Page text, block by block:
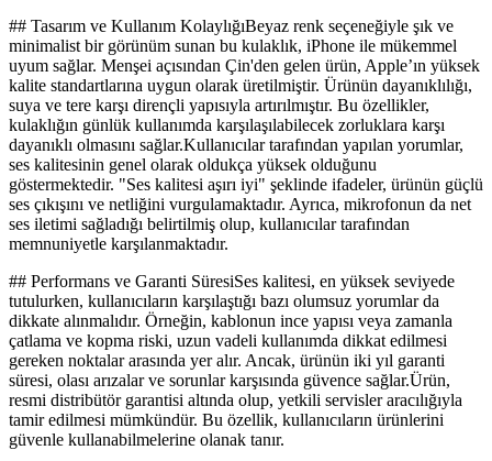
## Tasarım ve Kullanım KolaylığıBeyaz renk seçeneğiyle şık ve
minimalist bir görünüm sunan bu kulaklık, iPhone ile mükemmel
uyum sağlar. Menşei açısından Çin'den gelen ürün, Apple’ın yüksek
kalite standartlarına uygun olarak üretilmiştir. Ürünün dayanıklılığı,
suya ve tere karşı dirençli yapısıyla artırılmıştır. Bu özellikler,
kulaklığın günlük kullanımda karşılaşılabilecek zorluklara karşı
dayanıklı olmasını sağlar.Kullanıcılar tarafından yapılan yorumlar,
ses kalitesinin genel olarak oldukça yüksek olduğunu
göstermektedir. "Ses kalitesi aşırı iyi" şeklinde ifadeler, ürünün güçlü
ses çıkışını ve netliğini vurgulamaktadır. Ayrıca, mikrofonun da net
ses iletimi sağladığı belirtilmiş olup, kullanıcılar tarafından
memnuniyetle karşılanmaktadır.
## Performans ve Garanti SüresiSes kalitesi, en yüksek seviyede
tutulurken, kullanıcıların karşılaştığı bazı olumsuz yorumlar da
dikkate alınmalıdır. Örneğin, kablonun ince yapısı veya zamanla
çatlama ve kopma riski, uzun vadeli kullanımda dikkat edilmesi
gereken noktalar arasında yer alır. Ancak, ürünün iki yıl garanti
süresi, olası arızalar ve sorunlar karşısında güvence sağlar.Ürün,
resmi distribütör garantisi altında olup, yetkili servisler aracılığıyla
tamir edilmesi mümkündür. Bu özellik, kullanıcıların ürünlerini
güvenle kullanabilmelerine olanak tanır.